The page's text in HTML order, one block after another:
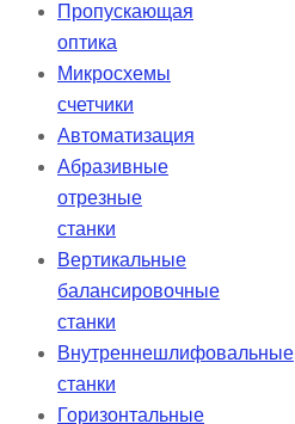
Пропускающая
оптика
Микросхемы
счетчики
Автоматизация
Абразивные
отрезные
станки
Вертикальные
балансировочные
станки
Внутреннешлифовальные
станки
Горизонтальные